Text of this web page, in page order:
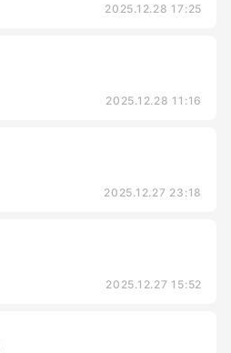
2025.12.28 17:25
2025.12.28 11:16
2025.12.27 23:18
2025.12.27 15:52